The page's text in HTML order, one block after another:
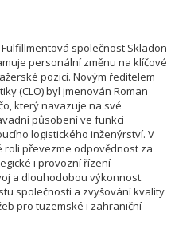
Fulfillmentová společnost Skladon
personální změnu na klíčové
pozici. Novým ředitelem
(CLO) byl jmenován Roman
který navazuje na své
působení ve funkci
logistického inženýrství. V
roli převezme odpovědnost za
i provozní řízení
a dlouhodobou výkonnost.
společnosti a zvyšování kvality
pro tuzemské i zahraniční